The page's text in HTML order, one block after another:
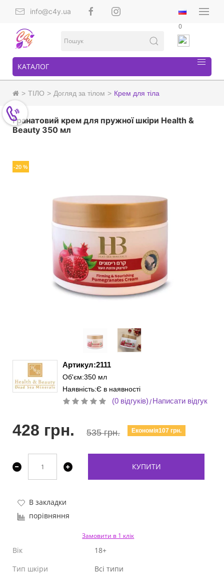
info@c4y.ua
0
КАТАЛОГ
ТІЛО Догляд за тілом Крем для тіла
Гранатовий крем для пружної шкіри Health &
Beauty 350 мл
-20 %
Артикул:2111
Об'єм:350 мл
Наявність:Є в наявності
(0 відгуків)/Написати відгук
428 грн. 535 грн. Економія107 грн.
КУПИТИ
В закладки
порівняння
Замовити в 1 клік
Вік
18+
Тип шкіри
Всі типи